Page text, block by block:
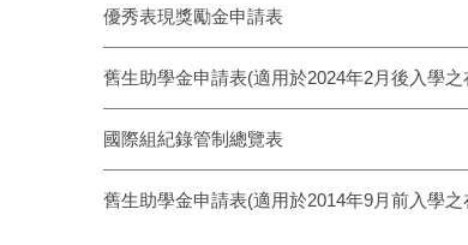
優秀表現獎勵金申請表
舊生助學金申請表(適用於2024年2月後入學
國際組紀錄管制總覽表
舊生助學金申請表(適用於2014年9月前入學